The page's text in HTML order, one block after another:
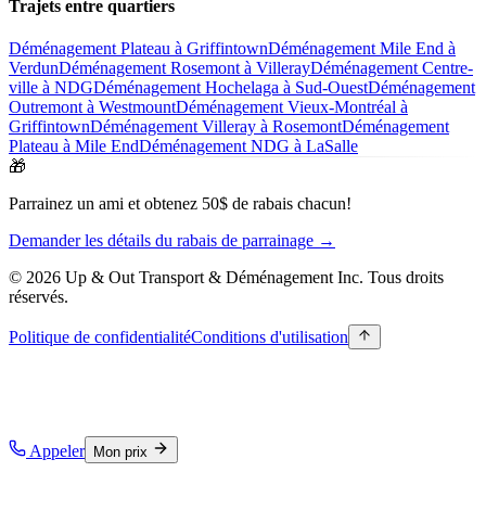
Trajets entre quartiers
Déménagement Plateau à GriffintownDéménagement Mile End à
VerdunDéménagement Rosemont à VillerayDéménagement Centre-
ville à NDGDéménagement Hochelaga à Sud-OuestDéménagement
Outremont à WestmountDéménagement Vieux-Montréal à
GriffintownDéménagement Villeray à RosemontDéménagement
Plateau à Mile EndDéménagement NDG à LaSalle
🎁
Parrainez un ami et obtenez 50$ de rabais chacun!
Demander les détails du rabais de parrainage →
© 2026 Up & Out Transport & Déménagement Inc. Tous droits
réservés.
Politique de confidentialitéConditions d'utilisation
Appeler Mon prix